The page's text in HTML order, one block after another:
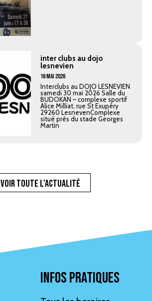
inter clubs au dojo
lesnevien
16 Mai 2026
Interclubs au DOJO LESNEVIEN
samedi 30 mai 2026 Salle du
BUDOKAN – complexe sportif
Alice Milliat, rue St Exupéry
29260 LesnevenComplexe
situé près du stade Georges
Martin
Voir toute l'actualité
Infos pratiques